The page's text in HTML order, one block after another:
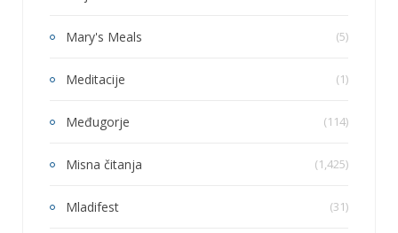
Mary's Meals (5)
Meditacije (1)
Međugorje (114)
Misna čitanja (1,425)
Mladifest (31)